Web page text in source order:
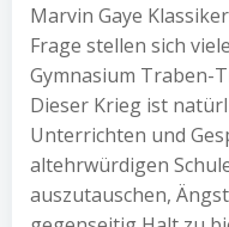
Marvin Gaye
Frage stellen sich
Gymnasium Traben-
Dieser Krieg ist
Unterrichten und
altehrwürdigen
auszutauschen,